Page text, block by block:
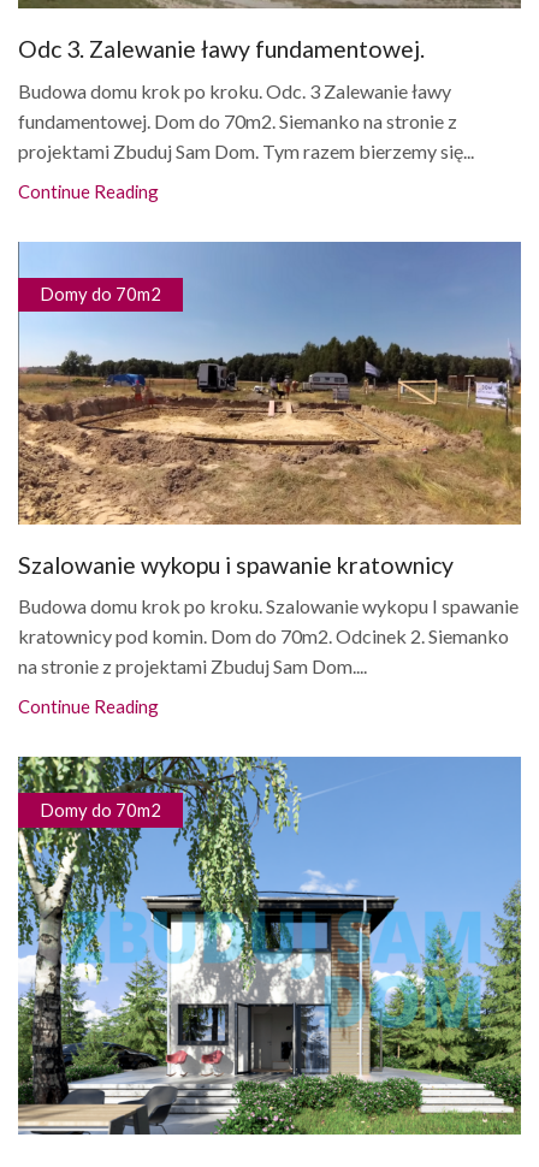
Odc 3. Zalewanie ławy fundamentowej.
Budowa domu krok po kroku. Odc. 3 Zalewanie ławy
fundamentowej. Dom do 70m2. Siemanko na stronie z
projektami Zbuduj Sam Dom. Tym razem bierzemy się...
Continue Reading
Domy do 70m2
Szalowanie wykopu i spawanie kratownicy
Budowa domu krok po kroku. Szalowanie wykopu I spawanie
kratownicy pod komin. Dom do 70m2. Odcinek 2. Siemanko
na stronie z projektami Zbuduj Sam Dom....
Continue Reading
Domy do 70m2